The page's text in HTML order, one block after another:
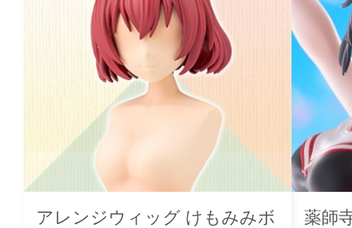
アレンジウィッグ けもみみボ
薬師